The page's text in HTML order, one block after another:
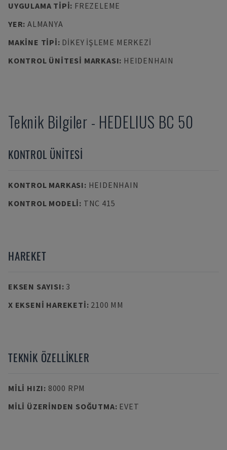
UYGULAMA TIPI: FREZELEME
YER: ALMANYA
MAKINE TIPI: DIKEY İŞLEME MERKEZI
KONTROL ÜNITESI MARKASI: HEIDENHAIN
Teknik Bilgiler - HEDELIUS BC 50
KONTROL ÜNITESI
KONTROL MARKASI: HEIDENHAIN
KONTROL MODELI: TNC 415
HAREKET
EKSEN SAYISI: 3
X EKSENI HAREKETI: 2100 MM
TEKNIK ÖZELLIKLER
MILI HIZI: 8000 RPM
MILI ÜZERINDEN SOĞUTMA: EVET